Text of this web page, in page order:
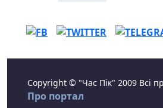
Copyright © "Час Пік" 2009 Всі
Про портал